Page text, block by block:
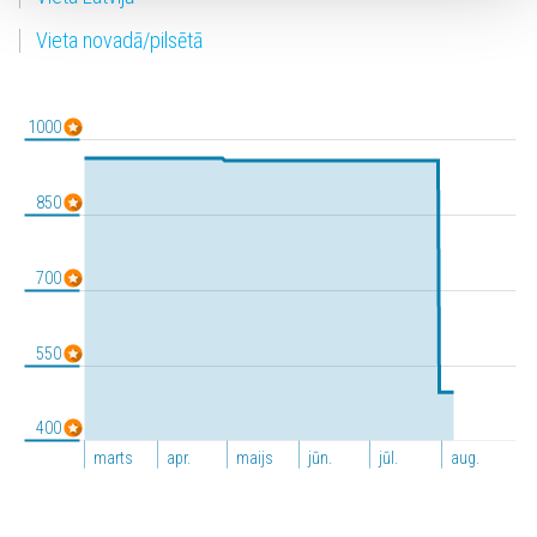
Vieta novadā/pilsētā
marts apr. maijs jūn. jūl. aug.
400
550
700
850
1000